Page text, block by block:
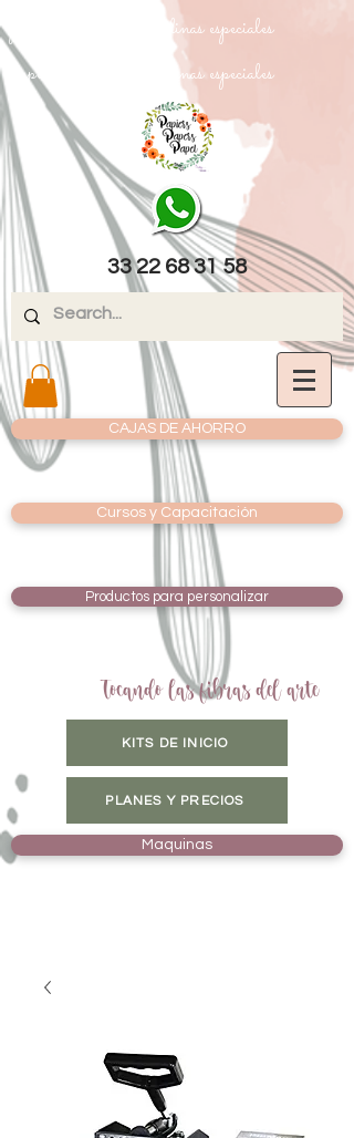
papel texturizado cartulinas especiales
papel texturizado cartulinas especiales
33 22 68 31 58
CAJAS DE AHORRO
Cursos y Capacitación
Productos para personalizar
Tocando las fibras del arte
KITS DE INICIO
PLANES Y PRECIOS
Maquinas